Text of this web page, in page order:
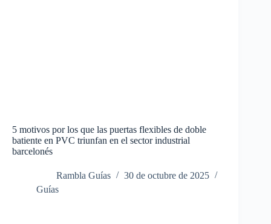
5 motivos por los que las puertas flexibles de doble
batiente en PVC triunfan en el sector industrial
barcelonés
Rambla Guías
30 de octubre de 2025
Guías